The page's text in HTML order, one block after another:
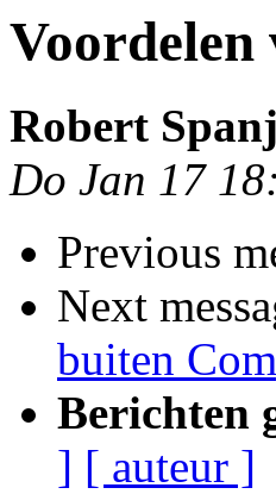
Voordelen
Robert
Do Jan 17
Previous
Next
buiten
Berichten
] [ auteur ]